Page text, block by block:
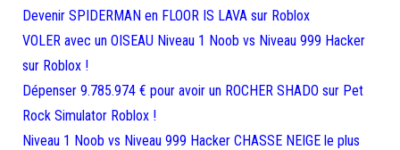
Devenir SPIDERMAN en FLOOR IS LAVA sur Roblox
VOLER avec un OISEAU Niveau 1 Noob vs Niveau 999 Hacker
sur Roblox !
Dépenser 9.785.974 € pour avoir un ROCHER SHADO sur Pet
Rock Simulator Roblox !
Niveau 1 Noob vs Niveau 999 Hacker CHASSE NEIGE le plus